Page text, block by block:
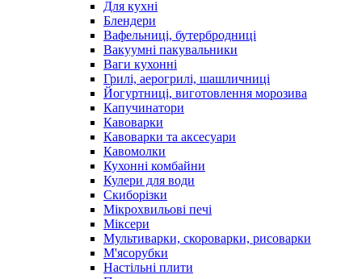
Для кухні
Блендери
Вафельниці, бутербродниці
Вакуумні пакувальники
Ваги кухонні
Грилі, аерогрилі, шашличниці
Йогуртниці, виготовлення морозива
Капучинатори
Кавоварки
Кавоварки та аксесуари
Кавомолки
Кухонні комбайни
Кулери для води
Скиборізки
Мікрохвильові печі
Міксери
Мультиварки, скороварки, рисоварки
М'ясорубки
Настільні плити